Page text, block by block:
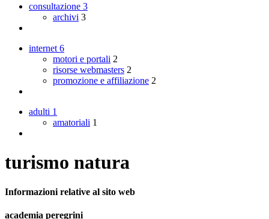
consultazione 3
archivi 3
internet 6
motori e portali 2
risorse webmasters 2
promozione e affiliazione 2
adulti 1
amatoriali 1
turismo natura
Informazioni relative al sito web
academia peregrini